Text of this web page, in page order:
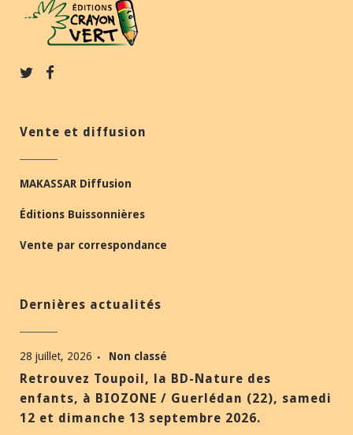
Vente et diffusion
MAKASSAR Diffusion
Éditions Buissonnières
Vente par correspondance
Dernières actualités
28 juillet, 2026 Non classé
Retrouvez Toupoil, la BD-Nature des
enfants, à BIOZONE / Guerlédan (22), samedi
12 et dimanche 13 septembre 2026.